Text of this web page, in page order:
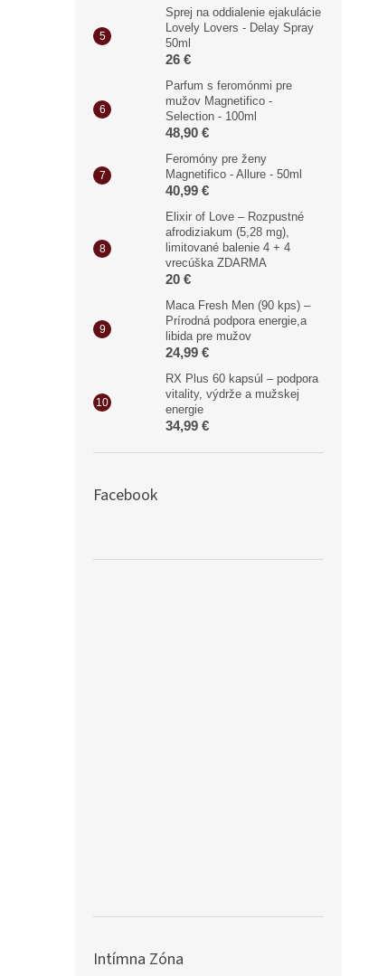
Sprej na oddialenie ejakulácie
Lovely Lovers - Delay Spray
50ml
26 €
Parfum s feromónmi pre
mužov Magnetifico -
Selection - 100ml
48,90 €
Feromóny pre ženy
Magnetifico - Allure - 50ml
40,99 €
Elixir of Love – Rozpustné
afrodiziakum (5,28 mg),
limitované balenie 4 + 4
vrecúška ZDARMA
20 €
Maca Fresh Men (90 kps) –
Prírodná podpora energie,a
libida pre mužov
24,99 €
RX Plus 60 kapsúl – podpora
vitality, výdrže a mužskej
energie
34,99 €
Facebook
Intímna Zóna